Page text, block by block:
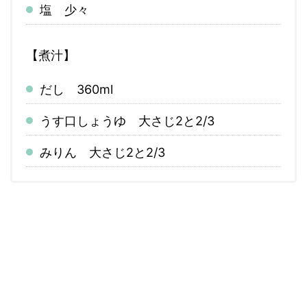
塩 少々
【煮汁】
だし 360ml
うす口しょうゆ 大さじ2と2/3
みりん 大さじ2と2/3